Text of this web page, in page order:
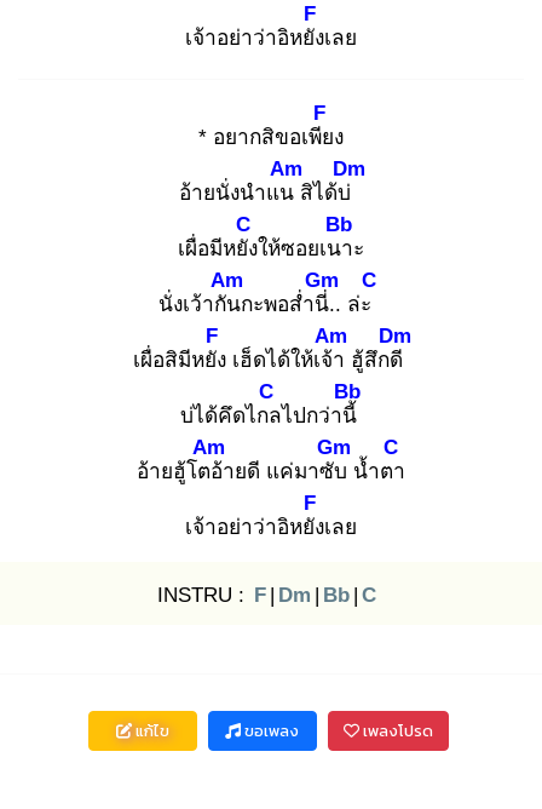
เจ้าอย่าว่าอิหยัง
F
เลย
* อยากสิขอเพีย
F
ง
อ้ายนั่งนำแน
Am
สิได้บ่
Dm
เผื่อมีหยัง
C
ให้ซอยเนา
Bb
ะ
นั่งเว้ากัน
Am
กะพอส่ำนี่.
Gm
. ล่ะ
C
เผื่อสิมีหยัง
F
เฮ็ดได้ให้เจ้า
Am
ฮู้สึกดี
Dm
บ่ได้คึดไกล
C
ไปกว่านี้
Bb
อ้ายฮู้โตอ้
Am
ายดี แค่มาซับ
Gm
น้ำตา
C
เจ้าอย่าว่าอิหยัง
F
เลย
INSTRU : F | Dm | Bb | C
แก้ไข ขอเพลง เพลงโปรด